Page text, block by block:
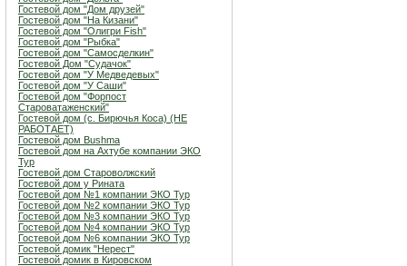
Гостевой дом "Дом друзей"
Гостевой дом "На Кизани"
Гостевой дом "Олигри Fish"
Гостевой дом "Рыбка"
Гостевой дом "Самосделкин"
Гостевой Дом "Судачок"
Гостевой дом "У Медведевых"
Гостевой дом "У Саши"
Гостевой дом "Форпост
Староватаженский"
Гостевой дом (с. Бирючья Коса) (НЕ
РАБОТАЕТ)
Гостевой дом Bushma
Гостевой дом на Ахтубе компании ЭКО
Тур
Гостевой дом Староволжский
Гостевой дом у Рината
Гостевой дом №1 компании ЭКО Тур
Гостевой дом №2 компании ЭКО Тур
Гостевой дом №3 компании ЭКО Тур
Гостевой дом №4 компании ЭКО Тур
Гостевой дом №6 компании ЭКО Тур
Гостевой домик "Нерест"
Гостевой домик в Кировском